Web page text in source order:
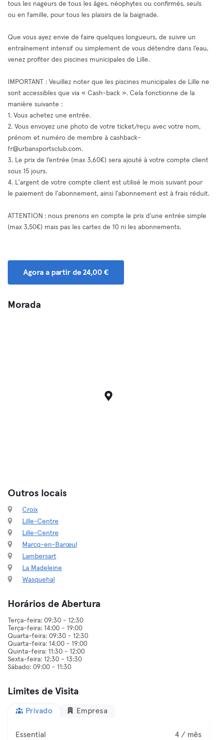
tous les nageurs de tous les âges, néophytes ou confirmés, seuls
ou en famille, pour tous les plaisirs de la baignade.
Que vous ayez envie de faire quelques longueurs, de suivre un
entraînement intensif ou simplement de vous détendre dans l’eau,
venez profiter des piscines municipales de Lille.
IMPORTANT : Veuillez noter que les piscines municipales de Lille ne
sont accessibles que via « Cash-back ». Cela fonctionne de la
manière suivante :
1. Vous achetez une entrée.
2. Vous envoyez une photo de votre ticket/reçu avec votre nom,
prénom et numéro de membre à cashback-
fr@urbansportsclub.com.
3. Le prix de l’entrée (max 3,60€) sera ajouté à votre compte client
sous 15 jours.
4. L'argent de votre compte client est utilisé le mois suivant pour
le paiement de l'abonnement, ainsi l'abonnement est à frais réduit.
ATTENTION : nous prenons en compte le prix d'une entrée simple
(max 3,50€) mais pas les cartes de 10 ni les abonnements.
Agora a partir de 24,00 €
Morada
Outros locais
Croix
Lille-Centre
Lille-Centre
Marcq-en-Barœul
Lambersart
La Madeleine
Wasquehal
Horários de Abertura
Terça-feira: 09:30 - 12:30
Terça-feira: 14:00 - 19:00
Quarta-feira: 09:30 - 12:30
Quarta-feira: 14:00 - 19:00
Quinta-feira: 11:30 - 12:00
Sexta-feira: 12:30 - 13:30
Limites de Visita
Privado Empresa
Essential 4 / mês